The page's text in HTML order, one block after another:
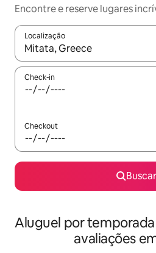
Encontre e reserve lugares
Localização
Quando os resultados
Check-in
Checkout
Buscar
Aluguel por
avaliações